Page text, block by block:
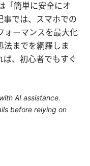
「簡単に安全にオ
事では、スマホでの
ォーマンスを最大化
法までを網羅しま
ば、初心者でもすぐ
AI assistance.
before relying on